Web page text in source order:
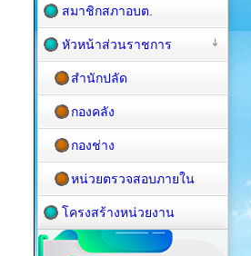
สมาชิกสภาอบต.
หัวหน้าส่วนราชการ
สำนักปลัด
กองคลัง
กองช่าง
หน่วยตรวจสอบภายใน
โครงสร้างหน่วยงาน